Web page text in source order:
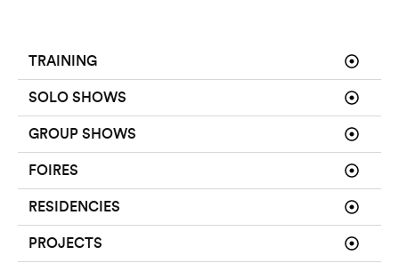
TRAINING
SOLO SHOWS
GROUP SHOWS
FOIRES
RESIDENCIES
PROJECTS